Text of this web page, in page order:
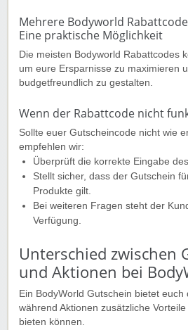
Mehrere Bodyworld
Eine praktische Möglichkeit
Die meisten Bodyworld Rabattcodes
um eure Ersparnisse zu maximieren
budgetfreundlich zu gestalten.
Wenn der Rabattcode nicht
Sollte euer Gutscheincode nicht wie
empfehlen wir:
Überprüft die korrekte Eingabe
Stellt sicher, dass der Gutschein
Produkte gilt.
Bei weiteren Fragen steht der
Verfügung.
Unterschied zwischen
und Aktionen bei
Ein BodyWorld Gutschein bietet euch
während Aktionen zusätzliche
bieten können.